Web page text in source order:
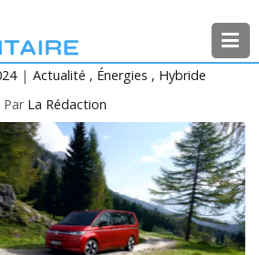
véhicules
Actualité Énergies
Hybride
Par La Rédaction